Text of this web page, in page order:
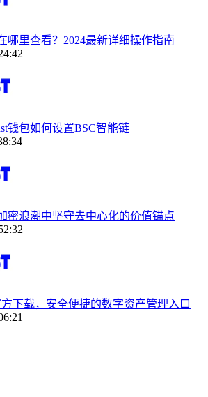
哪里查看？2024最新详细操作指南
钱包如何设置BSC智能链
密浪潮中坚守去中心化的价值锚点
下载，安全便捷的数字资产管理入口